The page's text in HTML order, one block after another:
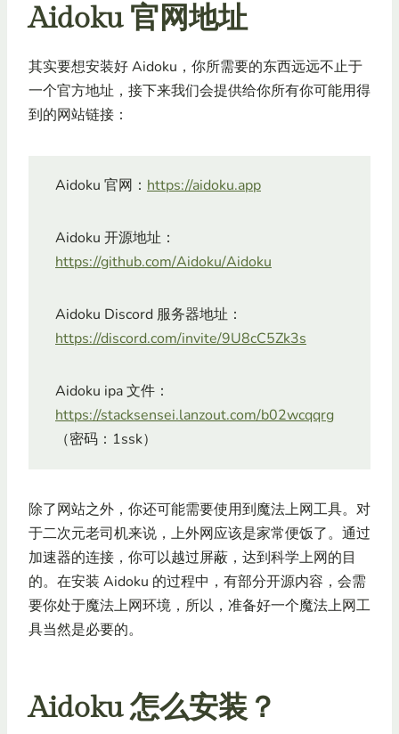
Aidoku 官网地址
其实要想安装好 Aidoku，你所需要的东西远远不止于
一个官方地址，接下来我们会提供给你所有你可能用得
到的网站链接：
Aidoku 官网： https://aidoku.app
Aidoku 开源地址：
https://github.com/Aidoku/Aidoku
Aidoku Discord 服务器地址：
https://discord.com/invite/9U8cC5Zk3s
Aidoku ipa 文件：
https://stacksensei.lanzout.com/b02wcqqrg
（密码：1ssk）
除了网站之外，你还可能需要使用到魔法上网工具。对
于二次元老司机来说，上外网应该是家常便饭了。通过
加速器的连接，你可以越过屏蔽，达到科学上网的目
的。在安装 Aidoku 的过程中，有部分开源内容，会需
要你处于魔法上网环境，所以，准备好一个魔法上网工
具当然是必要的。
Aidoku 怎么安装？